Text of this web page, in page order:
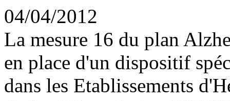
04/04/2012
La mesure 16 du plan
en place d'un dispositif
dans les Etablissements